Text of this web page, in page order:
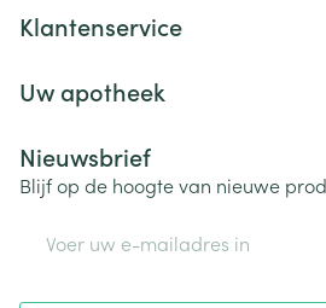
Klantenservice
Uw apotheek
Nieuwsbrief
Blijf op de hoogte van nieuwe